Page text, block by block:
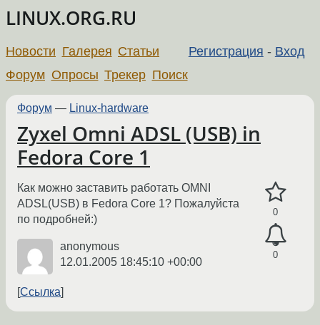
LINUX.ORG.RU
Регистрация - Вход
Новости Галерея Статьи
Форум Опросы Трекер Поиск
Форум — Linux-hardware
Zyxel Omni ADSL (USB) in
Fedora Core 1
0
0
Как можно заставить работать OMNI
ADSL(USB) в Fedora Core 1? Пожалуйста
по подробней:)
anonymous
12.01.2005 18:45:10 +00:00
Ссылка